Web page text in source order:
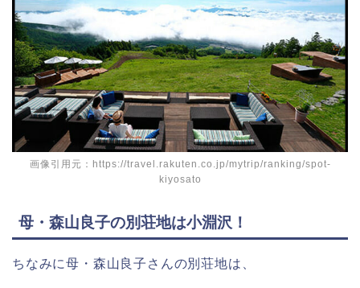
画像引用元：https://travel.rakuten.co.jp/mytrip/ranking/spot-
kiyosato
母・森山良子の別荘地は小淵沢！
ちなみに母・森山良子さんの別荘地は、